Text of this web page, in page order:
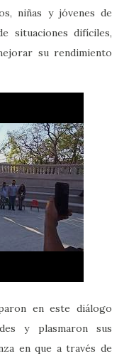
niñas y jóvenes de
situaciones difíciles,
su rendimiento
en este diálogo
y plasmaron sus
en que a través de